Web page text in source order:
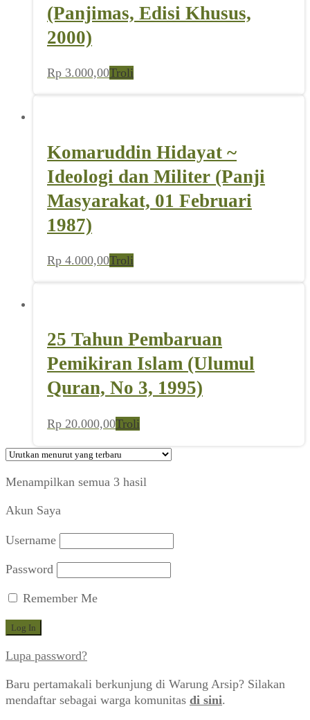
(Panjimas, Edisi Khusus,
2000)
Rp 3.000,00Troli
Komaruddin Hidayat ~
Ideologi dan Militer (Panji
Masyarakat, 01 Februari
1987)
Rp 4.000,00Troli
25 Tahun Pembaruan
Pemikiran Islam (Ulumul
Quran, No 3, 1995)
Rp 20.000,00Troli
Menampilkan semua 3 hasil
Akun Saya
Username
Password
Remember Me
Lupa password?
Baru pertamakali berkunjung di Warung Arsip? Silakan
mendaftar sebagai warga komunitas di sini.